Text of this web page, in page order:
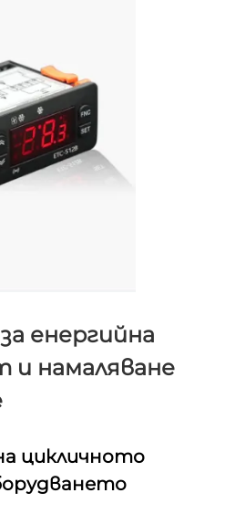
енергийна
намаляване
цикличното